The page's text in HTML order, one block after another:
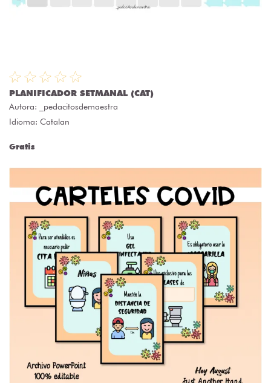
PLANIFICADOR SETMANAL (CAT)
Autora:
_pedacitosdemaestra
Idioma: Catalan
Gratis